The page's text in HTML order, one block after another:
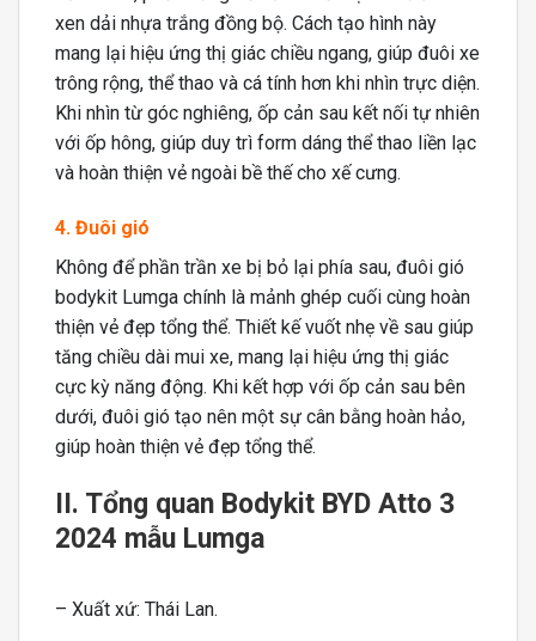
xen dải nhựa trắng đồng bộ. Cách tạo hình này
mang lại hiệu ứng thị giác chiều ngang, giúp đuôi xe
trông rộng, thể thao và cá tính hơn khi nhìn trực diện.
Khi nhìn từ góc nghiêng, ốp cản sau kết nối tự nhiên
với ốp hông, giúp duy trì form dáng thể thao liền lạc
và hoàn thiện vẻ ngoài bề thế cho xế cưng.
4. Đuôi gió
Không để phần trần xe bị bỏ lại phía sau, đuôi gió
bodykit Lumga chính là mảnh ghép cuối cùng hoàn
thiện vẻ đẹp tổng thể. Thiết kế vuốt nhẹ về sau giúp
tăng chiều dài mui xe, mang lại hiệu ứng thị giác
cực kỳ năng động. Khi kết hợp với ốp cản sau bên
dưới, đuôi gió tạo nên một sự cân bằng hoàn hảo,
giúp hoàn thiện vẻ đẹp tổng thể.
II. Tổng quan Bodykit BYD Atto 3
2024 mẫu Lumga
– Xuất xứ: Thái Lan.